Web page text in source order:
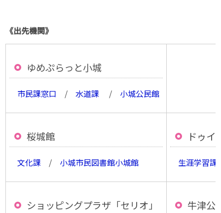
《出先機関》
ゆめぷらっと小城
市民課窓口 /水道課 / 小城公民館
桜城館
文化課 / 小城市民図書館小城館
ドゥイ
生涯学習課
ショッピングプラザ「セリオ」 牛津公